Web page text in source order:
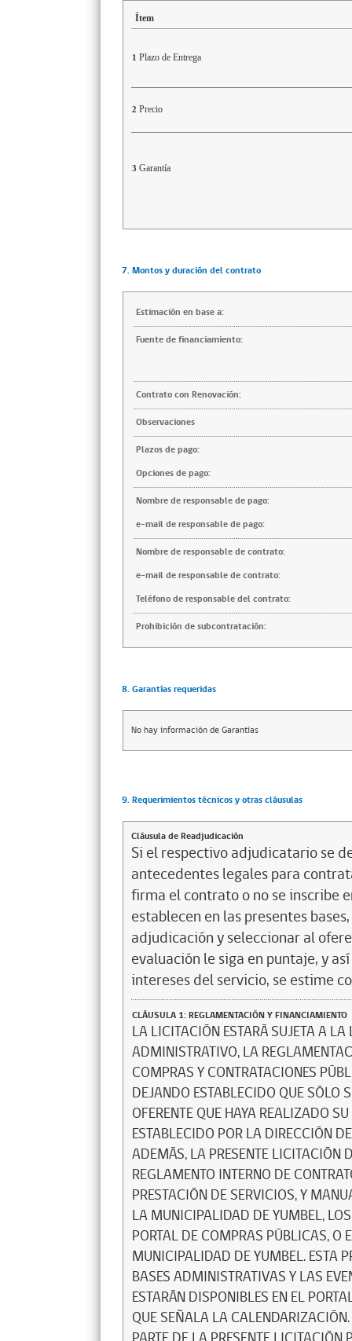
Ítem
1 Plazo de Entrega
2 Precio
3 Garantía
7. Montos y duración del contrato
Estimación en base a:
Fuente de financiamiento:
Contrato con Renovación:
Observaciones
Plazos de pago:
Opciones de pago:
Nombre de responsable de pago:
e-mail de responsable de pago:
Nombre de responsable de contrato:
e-mail de responsable de contrato:
Teléfono de responsable del contrato:
Prohibición de subcontratación:
8. Garantías requeridas
No hay información de Garantías
9. Requerimientos técnicos y otras cláusulas
Cláusula de Readjudicación
Si el respectivo adjudicatario se
antecedentes legales para
firma el contrato o no se inscribe
establecen en las presentes
adjudicación y seleccionar al
evaluación le siga en puntaje, y
intereses del servicio, se estime
CLÁUSULA 1: REGLAMENTACIÓN Y FINANCIAMIENTO
LA LICITACIÓN ESTARÁ SUJETA A
ADMINISTRATIVO, LA
COMPRAS Y CONTRATACIONES
DEJANDO ESTABLECIDO QUE SÓLO
OFERENTE QUE HAYA REALIZADO
ESTABLECIDO POR LA DIRECCIÓN
ADEMÁS, LA PRESENTE LICITACIÓN
REGLAMENTO INTERNO DE
PRESTACIÓN DE SERVICIOS, Y
LA MUNICIPALIDAD DE YUMBEL,
PORTAL DE COMPRAS PÚBLICAS, O
MUNICIPALIDAD DE YUMBEL. ESTA
BASES ADMINISTRATIVAS Y LAS
ESTARÁN DISPONIBLES EN EL
QUE SEÑALA LA